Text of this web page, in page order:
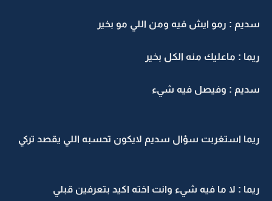
: رمو ايش فيه ومن اللي مو بخير
: ماعليك منه الكل بخير
: وفيصل فيه شيء
استغربت سؤال سديم لايكون تحسبه اللي يقصد تركي
: لا ما فيه شيء وانت اخته اكيد بتعرفين قبلي